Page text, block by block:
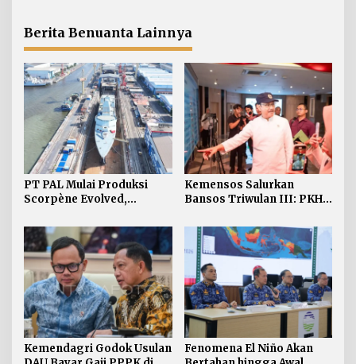
Berita Benuanta Lainnya
PT PAL Mulai Produksi
Scorpène Evolved,
Prancis
Kemensos Salurkan
Bansos Triwulan III: PKH 7
Kemendagri Godok Usulan
Fenomena El Niño Akan